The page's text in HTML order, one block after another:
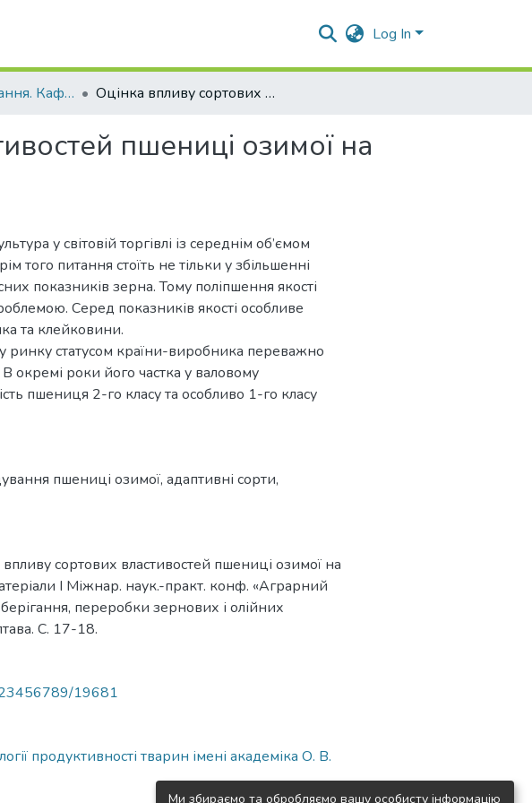
Log In
Друковані видання. Кафедра біології продуктивності тварин імені академіка О. В. Квасницького Оцінка впливу сортових властивостей пшениці озимої на технологічні показники зерна
пшениці озимої на
у світовій торгівлі із середнім об’ємом
того питання стоїть не тільки у збільшенні
показників зерна. Тому поліпшення якості
Серед показників якості особливе
та клейковини.
ринку статусом країни-виробника переважно
окремі роки його частка у валовому
пшениця 2-го класу та особливо 1-го класу
пшениці озимої, адаптивні сорти,
сортових властивостей пшениці озимої на
І Міжнар. наук.-практ. конф. «Аграрний
переробки зернових і олійних
С. 17-18.
19681
продуктивності тварин імені академіка О. В.
Ми збираємо та обробляємо вашу особисту інформацію